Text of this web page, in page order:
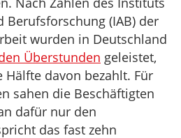
(IAB) der
wurden in Deutschland
Überstunden geleistet,
davon bezahlt. Für
sahen die Beschäftigten
dafür nur den
das fast zehn